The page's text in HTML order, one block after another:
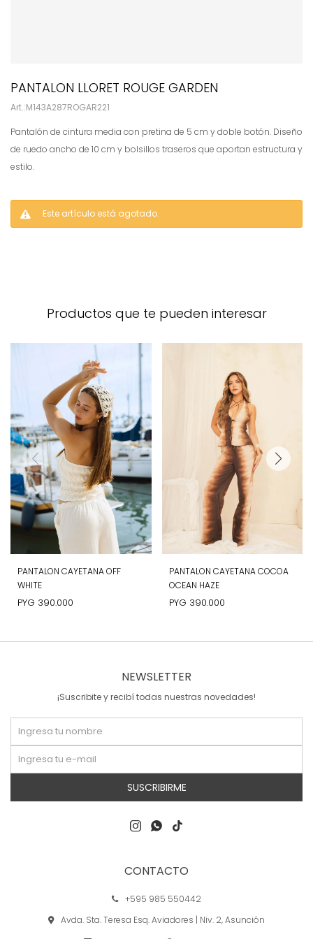
PANTALON LLORET ROUGE GARDEN
M143A287ROGAR221
Pantalón de cintura media con pretina de 5 cm y doble botón. Diseño
de ruedo ancho de 10 cm y bolsillos traseros que aportan estructura y
estilo.
Este artículo está agotado.
Productos que te pueden interesar
PANTALON CAYETANA OFF
WHITE
PYG 390.000
PANTALON CAYETANA COCOA
OCEAN HAZE
PYG 390.000
CONTACTO
+595 985 550442
Avda. Sta. Teresa Esq. Aviadores | Niv. 2, Asunción
NEWSLETTER
¡Suscribite y recibí todas nuestras novedades!
SUSCRIBIRME
  